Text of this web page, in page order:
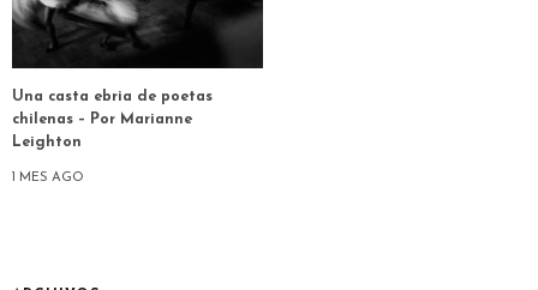
Una casta ebria de poetas
chilenas – Por Marianne
Leighton
1 MES AGO